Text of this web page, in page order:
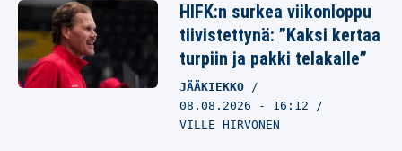
HIFK:n surkea viikonloppu
tiivistettynä: ”Kaksi kertaa
turpiin ja pakki telakalle”
JÄÄKIEKKO
08.08.2026 - 16:12
VILLE HIRVONEN